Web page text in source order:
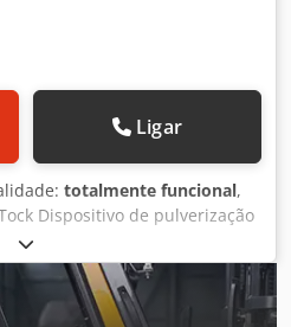
Ligar
totalmente funcional,
Dispositivo de pulverização
mm sisal/couro/ tecido
70/25 mm tecido
reduzidas a 11 mm (2 pcs.)
4 motores à 0.18 kW para